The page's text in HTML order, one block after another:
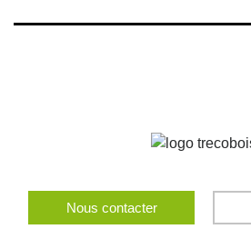
Nous contacter